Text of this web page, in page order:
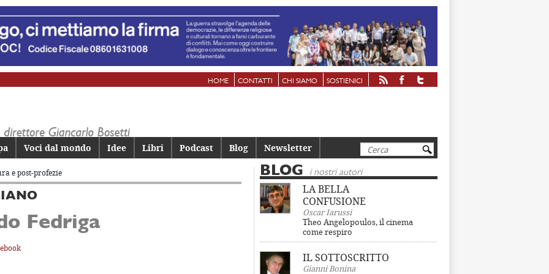
HOME CONTATTI CHI SIAMO SOSTIENICI
Cerca
Voci dal mondo Idee Libri Podcast Blog Newsletter
e post-profezie
Fedriga
BLOG i nostri autori
LA BELLA
CONFUSIONE
Oscar Iarussi
Theo Angelopoulos, il cinema
come respiro
IL SOTTOSCRITTO
Gianni Bonina